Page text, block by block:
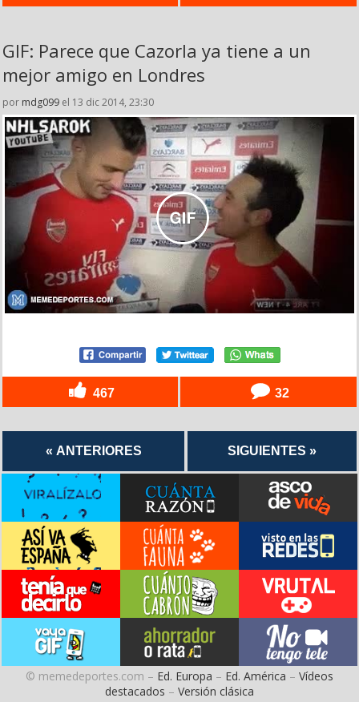
GIF: Parece que Cazorla ya tiene a un
mejor amigo en Londres
por mdg099 el 13 dic 2014, 23:30
467 32
« ANTERIORES SIGUIENTES »
© memedeportes.com – Ed. Europa – Ed. América – Vídeos
destacados – Versión clásica